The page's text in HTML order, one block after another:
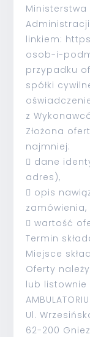
Ministerstwa
linkiem:
osob-i-
przypadku
spółki
z
Złożona
najmniej:
 dane
adres),
 opis
zamówienia,
 wartość
Termin
Miejsce
Oferty
lub listownie
Ul.
62-200